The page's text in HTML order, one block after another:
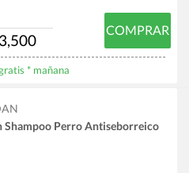
COMPRAR
* mañana
Shampoo Perro Antiseborreico